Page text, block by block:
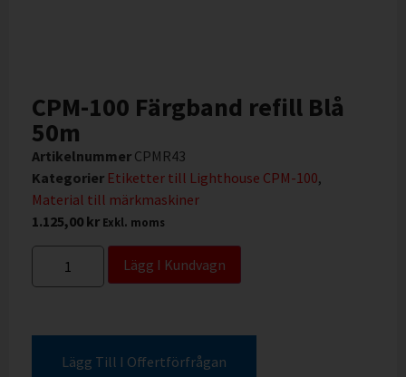
CPM-100 Färgband refill Blå
50m
Artikelnummer CPMR43
Kategorier Etiketter till Lighthouse CPM-100,
Material till märkmaskiner
1.125,00 kr Exkl. moms
Lägg I Kundvagn
Lägg Till I Offertförfrågan